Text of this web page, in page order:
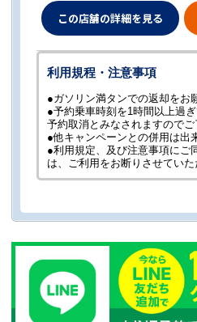
この店舗の詳細を見る
利用規程・注意事項
●ガソリン満タンでの返却をお
●予約乗車時刻を1時間以上過
予約取消とみなされますのでご
●他キャンペーンとの併用は出
●利用規定、及び注意事項にご
は、ご利用をお断りさせていた